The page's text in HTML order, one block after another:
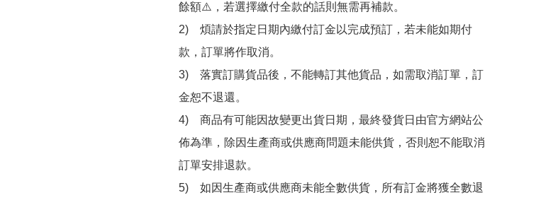
餘額⚠️，若選擇繳付全款的話則無需再補款。
2)　煩請於指定日期內繳付訂金以完成預訂，若未能如期付
款，訂單將作取消。
3)　落實訂購貨品後，不能轉訂其他貨品，如需取消訂單，訂
金恕不退還。
4)　商品有可能因故變更出貨日期，最終發貨日由官方網站公
佈為準，除因生產商或供應商問題未能供貨，否則恕不能取消
訂單安排退款。
5)　如因生產商或供應商未能全數供貨，所有訂金將獲全數退